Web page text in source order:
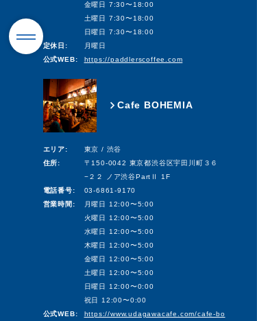
金曜日 7:30〜18:00
土曜日 7:30〜18:00
日曜日 7:30〜18:00
定休日:
月曜日
公式WEB:
https://paddlerscoffee.com
Cafe BOHEMIA
エリア:
東京 / 渋谷
住所:
〒150-0042 東京都渋谷区宇田川町３６
−２２ ノア渋谷PartⅡ 1F
電話番号:
03-6861-9170
営業時間:
月曜日 12:00〜5:00
火曜日 12:00〜5:00
水曜日 12:00〜5:00
木曜日 12:00〜5:00
金曜日 12:00〜5:00
土曜日 12:00〜5:00
日曜日 12:00〜0:00
祝日 12:00〜0:00
公式WEB:
https://www.udagawacafe.com/cafe-bo